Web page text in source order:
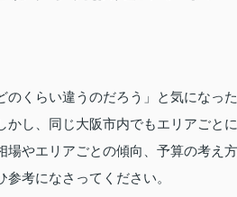
のくらい違うのだろう」と気になった
かし、同じ大阪市内でもエリアごとに
場やエリアごとの傾向、予算の考え方
考になさってください。